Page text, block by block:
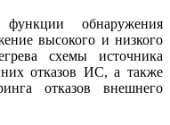
обнаружения
высокого и низкого
схемы источника
отказов ИС, а также
отказов внешнего